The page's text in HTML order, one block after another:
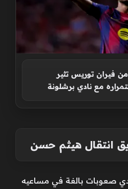
فيران توريس تثير
مع نادي برشلونة
انتقال هيثم حسن
صعوبات بالغة في مساعيه